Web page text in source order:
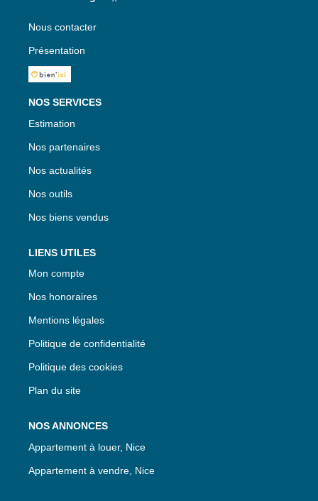
Nous contacter
Présentation
NOS SERVICES
Estimation
Nos partenaires
Nos actualités
Nos outils
Nos biens vendus
LIENS UTILES
Mon compte
Nos honoraires
Mentions légales
Politique de confidentialité
Politique des cookies
Plan du site
NOS ANNONCES
Appartement à louer, Nice
Appartement à vendre, Nice